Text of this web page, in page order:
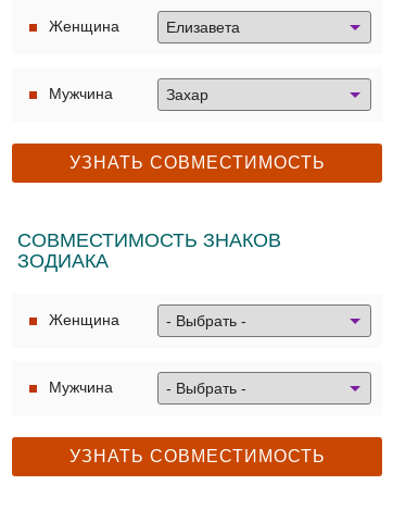
Женщина
Мужчина
СОВМЕСТИМОСТЬ ЗНАКОВ
ЗОДИАКА
Женщина
Мужчина